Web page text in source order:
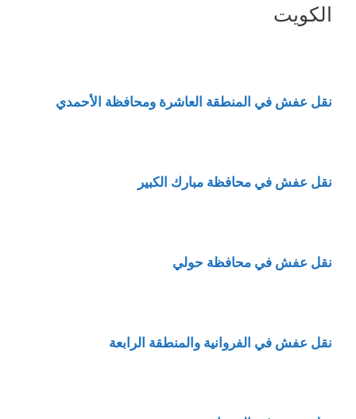
الكويت
نقل عفش في المنطقة العاشرة ومحافظة الأحمدي
نقل عفش في محافظة مبارك الكبير
نقل عفش في محافظة حولي
نقل عفش في الفروانية والمنطقة الرابعة